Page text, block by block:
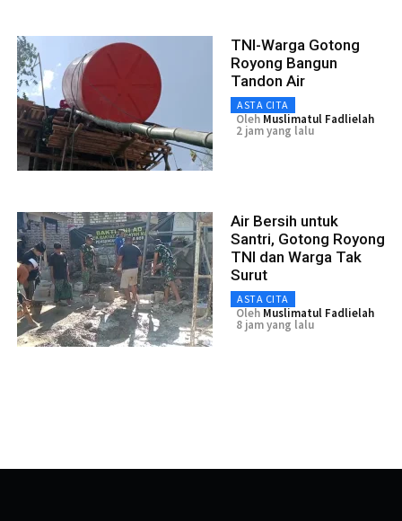
TNI-Warga Gotong
Royong Bangun
Tandon Air
ASTA CITA
Oleh Muslimatul Fadlielah
2 jam yang lalu
Air Bersih untuk
Santri, Gotong Royong
TNI dan Warga Tak
Surut
ASTA CITA
Oleh Muslimatul Fadlielah
8 jam yang lalu